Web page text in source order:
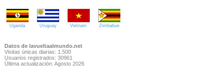
Uganda Uruguay Vietnam Zimbabue
Datos de lavueltaalmundo.net
Visitas únicas diarias: 1.500
Usuarios registrados: 30961
Última actualización: Agosto 2026